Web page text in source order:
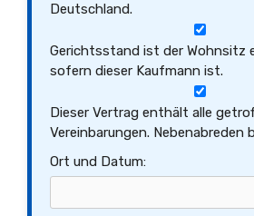
Deutschland.
Gerichtsstand ist der Wohnsitz
sofern dieser Kaufmann ist.
Dieser Vertrag enthält alle
Vereinbarungen. Nebenabreden
Ort und Datum: